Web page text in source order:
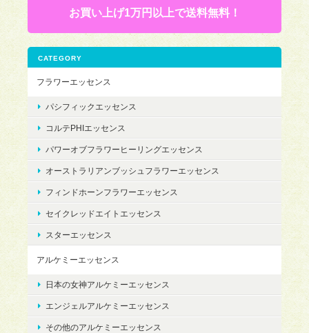
お買い上げ1万円以上で送料無料！
CATEGORY
フラワーエッセンス
パシフィックエッセンス
コルテPHIエッセンス
パワーオブフラワーヒーリングエッセンス
オーストラリアンブッシュフラワーエッセンス
フィンドホーンフラワーエッセンス
セイクレッドエイトエッセンス
スターエッセンス
アルケミーエッセンス
日本の女神アルケミーエッセンス
エンジェルアルケミーエッセンス
その他のアルケミーエッセンス